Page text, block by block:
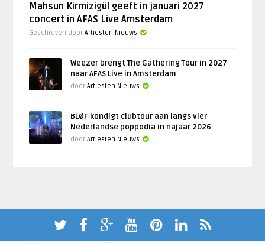
Mahsun Kirmizigül geeft in januari 2027
concert in AFAS Live Amsterdam
Geschreven doorArtiesten Nieuws
Weezer brengt The Gathering Tour in 2027
naar AFAS Live in Amsterdam
doorArtiesten Nieuws
BLØF kondigt clubtour aan langs vier
Nederlandse poppodia in najaar 2026
doorArtiesten Nieuws